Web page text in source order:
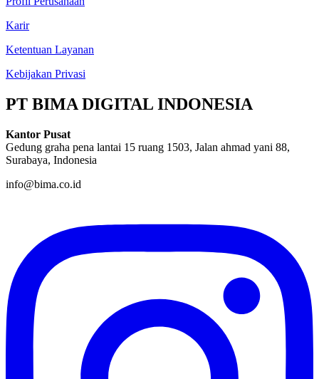
Karir
Ketentuan Layanan
Kebijakan Privasi
PT BIMA DIGITAL INDONESIA
Kantor Pusat
Gedung graha pena lantai 15 ruang 1503, Jalan ahmad yani 88,
Surabaya, Indonesia
info@bima.co.id